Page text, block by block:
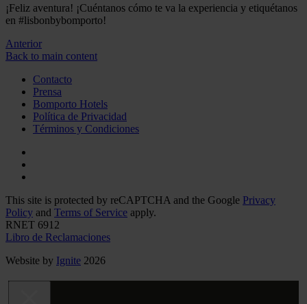
¡Feliz aventura! ¡Cuéntanos cómo te va la experiencia y etiquétanos
en #lisbonbybomporto!
Anterior
Back to main content
Contacto
Prensa
Bomporto Hotels
Política de Privacidad
Términos y Condiciones
This site is protected by reCAPTCHA and the Google Privacy
Policy and Terms of Service apply.
RNET 6912
Libro de Reclamaciones
Website by Ignite 2026